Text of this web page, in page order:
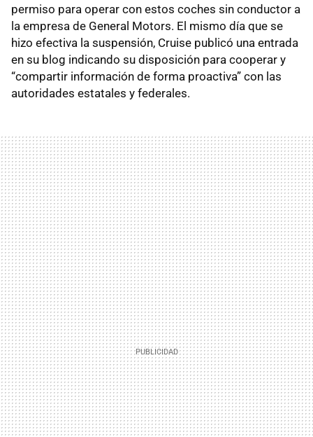
permiso para operar con estos coches sin conductor a
la empresa de General Motors. El mismo día que se
hizo efectiva la suspensión, Cruise publicó una entrada
en su blog indicando su disposición para cooperar y
“compartir información de forma proactiva” con las
autoridades estatales y federales.